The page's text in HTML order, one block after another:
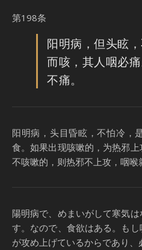
第198条
阳明病，但头眩
而咳，其人咽必
不痛。
阳明病，头目昏眩，不怕冷，
食。如果出现咳嗽的，为热邪
不咳嗽的，则热邪不上攻，咽喉
陽明病で、めまいがして寒気
す。なので、食欲はある。も
が攻め上げているからであり